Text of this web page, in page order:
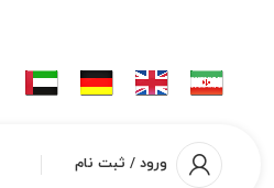
ورود / ثبت نام